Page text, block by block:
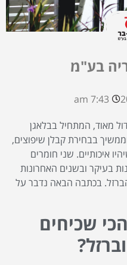
בע"מ
7:43 am
מאוד, המתחיל בבלאגן
בבחירת קבלן שיפוצים,
איכותיים. שני חומרים
בעיקר ובשנים האחרונות
בכתבה הבאה נדבר על
שכיחים